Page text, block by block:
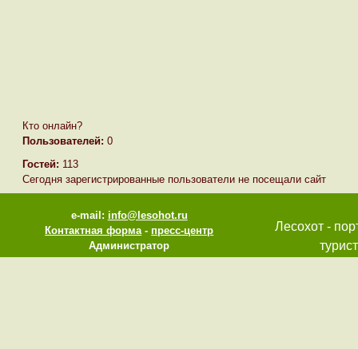
Кто онлайн?
Пользователей: 0
Гостей: 113
Сегодня зарегистрированные пользователи не посещали сайт
e-mail: info@lesohot.ru
Контактная форма-пресс-центр
Администратор
Лесохот -